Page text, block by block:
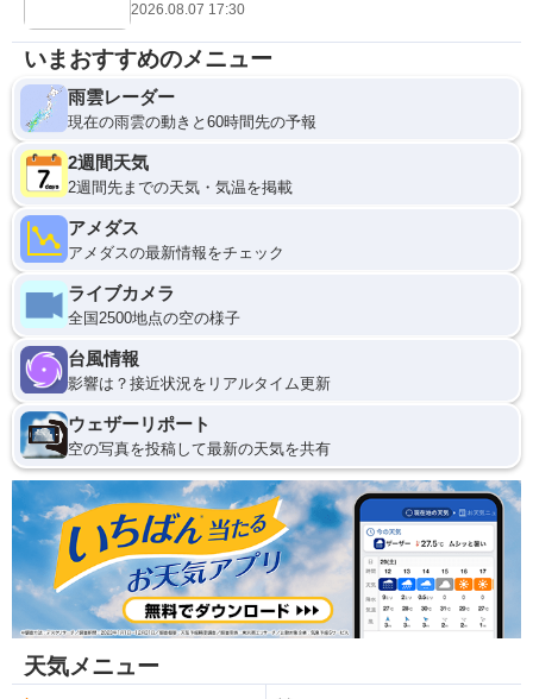
2026.08.07 17:30
いまおすすめのメニュー
雨雲レーダー
現在の雨雲の動きと60時間先の予報
2週間天気
2週間先までの天気・気温を掲載
アメダス
アメダスの最新情報をチェック
ライブカメラ
全国2500地点の空の様子
台風情報
影響は？接近状況をリアルタイム更新
ウェザーリポート
空の写真を投稿して最新の天気を共有
天気メニュー